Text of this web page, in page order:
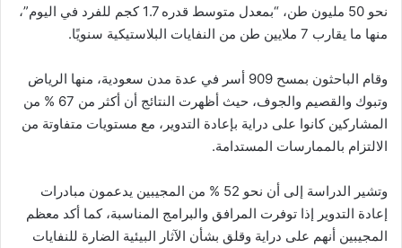
نحو 50 مليون طن، “بمعدل متوسط قدره 1.7 كجم للفرد في اليوم”،
منها ما يقارب 7 ملايين طن من النفايات البلاستيكية سنويًا.
وقام الباحثون بمسح 909 أسر في عدة مدن سعودية، منها الرياض
وتبوك والقصيم والجوف، حيث أظهرت النتائج أن أكثر من 67 % من
المشاركين كانوا على دراية بإعادة التدوير، مع مستويات متفاوتة من
الالتزام بالممارسات المستدامة.
وتشير الدراسة إلى أن نحو 52 % من المجيبين يدعمون مبادرات
إعادة التدوير إذا توفرت المرافق والبرامج المناسبة، كما أكد معظم
المجيبين أنهم على دراية وقلق بشأن الآثار البيئية الضارة للنفايات